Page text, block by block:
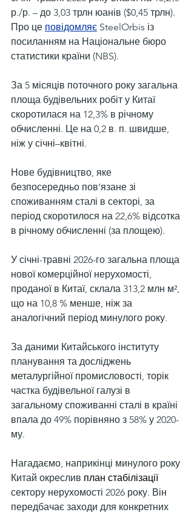
р./р. – до 3,03 трлн юанів ($0,45 трлн).
Про це повідомляє SteelOrbis із
посиланням на Національне бюро
статистики країни (NBS).
За 5 місяців поточного року загальна
площа будівельних робіт у Китаї
скоротилася на 12,3% в річному
обчисленні. Це на 0,2 в. п. швидше,
ніж у січні–квітні.
Нове будівництво, яке
безпосередньо пов’язане зі
споживанням сталі в секторі, за
період скоротилося на 22,6% відсотка
в річному обчисленні (за площею).
У січні-травні 2026-го загальна площа
нової комерційної нерухомості,
проданої в Китаї, склала 313,2 млн м²,
що на 10,8 % менше, ніж за
аналогічний період минулого року.
За даними Китайського інституту
планування та досліджень
металургійної промисловості, торік
частка будівельної галузі в
загальному споживанні сталі в країні
впала до 49% порівняно з 58% у 2020-
му.
Нагадаємо, наприкінці минулого року
Китай окреслив план стабілізації
сектору нерухомості 2026 року. Він
передбачає заходи для конкретних